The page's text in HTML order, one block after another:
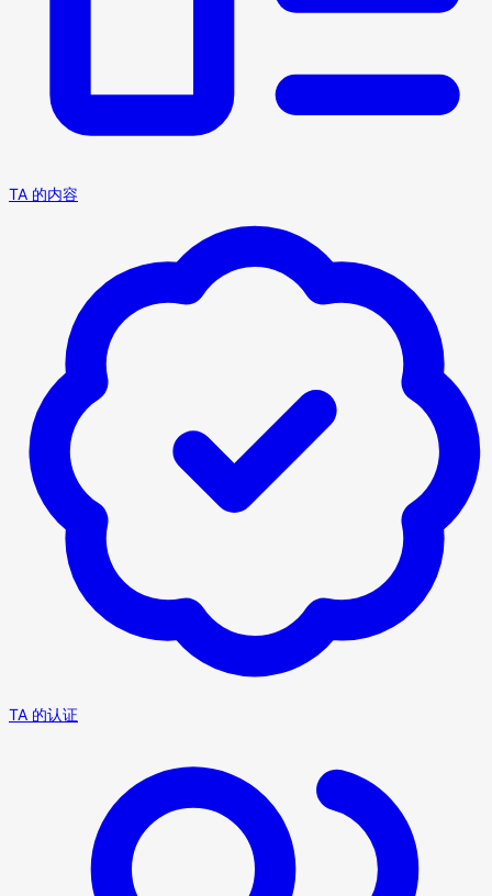
TA 的内容
TA 的认证